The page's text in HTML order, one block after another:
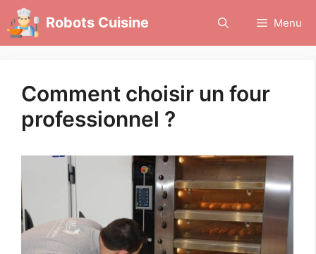
Aller
au
contenu
Robots Cuisine Menu
Comment choisir un four
professionnel ?